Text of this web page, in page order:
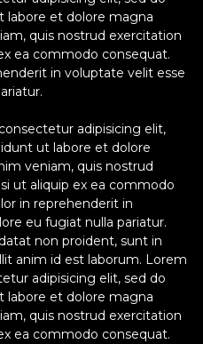
labore et dolore magna
quis nostrud exercitation
ea commodo consequat.
in voluptate velit esse
adipisicing elit,
ut labore et dolore
veniam, quis nostrud
ut aliquip ex ea commodo
in reprehenderit in
eu fugiat nulla pariatur.
non proident, sunt in
anim id est laborum. Lorem
adipisicing elit, sed do
labore et dolore magna
quis nostrud exercitation
ea commodo consequat.